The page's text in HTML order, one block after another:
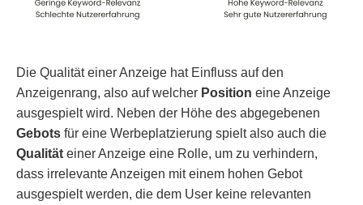
Die Qualität einer Anzeige hat Einfluss auf den
Anzeigenrang, also auf welcher Position eine Anzeige
ausgespielt wird. Neben der Höhe des abgegebenen
Gebots für eine Werbeplatzierung spielt also auch die
Qualität einer Anzeige eine Rolle, um zu verhindern,
dass irrelevante Anzeigen mit einem hohen Gebot
ausgespielt werden, die dem User keine relevanten